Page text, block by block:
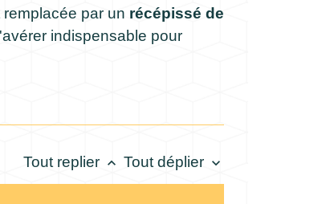
par un récépissé de
indispensable pour
Tout replier keyboard_arrow_up Tout déplier keyboard_arrow_down